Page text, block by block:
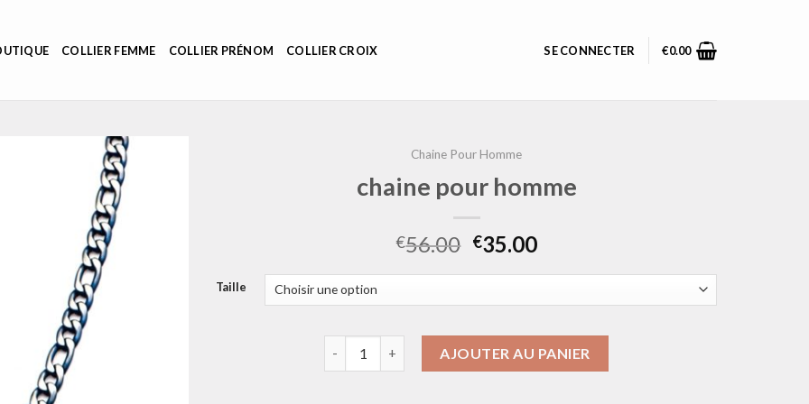
COLLIER FEMME COLLIER PRÉNOM COLLIER CROIX SE CONNECTER €0.00
Chaine Pour Homme
chaine pour homme
€56.00 €35.00
Taille
AJOUTER AU PANIER